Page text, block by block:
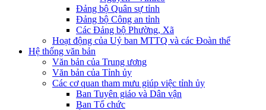
Đảng bộ Quân sự tỉnh
Đảng bộ Công an tỉnh
Các Đảng bộ Phường, Xã
Hoạt động của Uỷ ban MTTQ và các Đoàn thể
Hệ thống văn bản
Văn bản của Trung ương
Văn bản của Tỉnh ủy
Các cơ quan tham mưu giúp việc tỉnh ủy
Ban Tuyên giáo và Dân vận
Ban Tổ chức